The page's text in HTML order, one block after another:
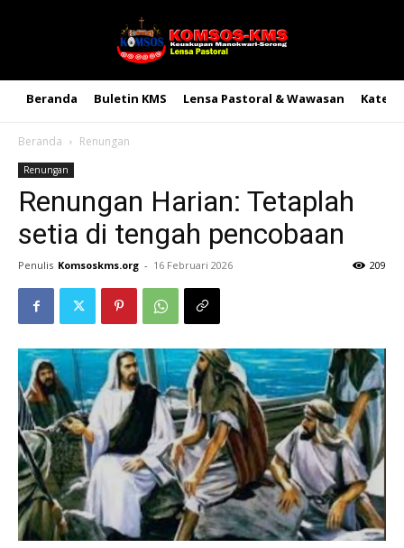
Beranda Buletin KMS Lensa Pastoral & Wawasan
Beranda Renungan
Renungan
Renungan Harian: Tetaplah
setia di tengah pencobaan
Penulis Komsoskms.org - 16 Februari 2026 209